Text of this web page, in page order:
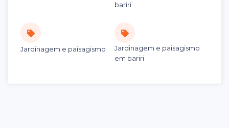
bariri
Jardinagem e paisagismo
Jardinagem e paisagismo
em bariri